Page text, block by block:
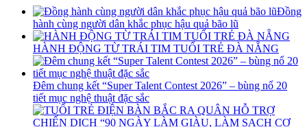
Đồng
hành cùng người dân khắc phục hậu quả bão lũ
HÀNH ĐỘNG TỪ TRÁI TIM TUỔI TRẺ ĐÀ NẴNG
Đêm chung kết “Super Talent Contest 2026” – bùng nổ 20
tiết mục nghệ thuật đặc sắc